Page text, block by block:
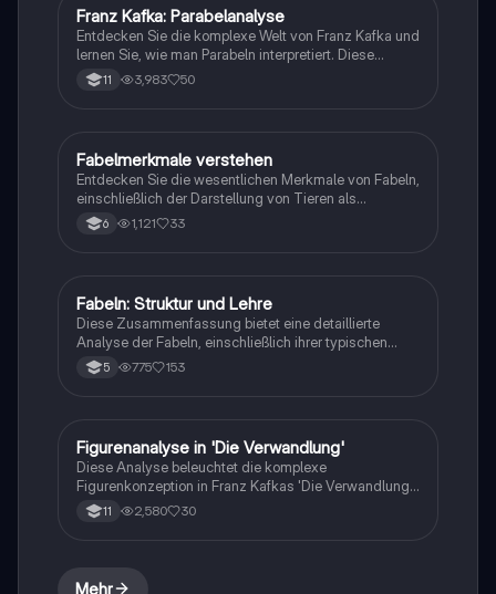
Deutsch
Franz Kafka: Parabelanalyse
Entdecken Sie die komplexe Welt von Franz Kafka und
lernen Sie, wie man Parabeln interpretiert. Diese
Zusammenfassung bietet einen Überblick über Kafkas
Leben, seine literarischen Techniken und die Struktur
der Analyse literarischer Texte auseinandersetzen
möchten.
11 3,983 50
Deutsch
Fabelmerkmale verstehen
Entdecken Sie die wesentlichen Merkmale von Fabeln,
einschließlich der Darstellung von Tieren als
Menschen, menschlichen Schwächen und der
typischen Struktur. Diese Zusammenfassung ist ideal
Unterricht oder zur Vorbereitung auf Prüfungen.
6 1,121 33
Deutsch
Fabeln: Struktur und Lehre
Diese Zusammenfassung bietet eine detaillierte
Analyse der Fabeln, einschließlich ihrer typischen
Merkmale, Struktur und der moralischen Lehren, die
sie vermitteln. Erfahren Sie, wie Tiere mit
werden können. Ideal für Schüler, die die Grundlagen
der Fabeln verstehen möchten.
5 775 153
Deutsch
Figurenanalyse in 'Die Verwandlung'
Diese Analyse beleuchtet die komplexe
Figurenkonzeption in Franz Kafkas 'Die Verwandlung'.
Erfahren Sie mehr über die Charaktere wie Gregor
Samsa, seine Familie und deren emotionale Dynamik.
Ideal für Studierende, die sich mit der
11 2,580 30
Mehr